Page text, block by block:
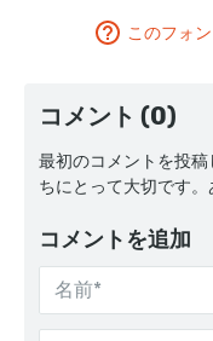
このフォ
コメント (0)
最初のコメントを投
ちにとって大切です。
コメントを追加